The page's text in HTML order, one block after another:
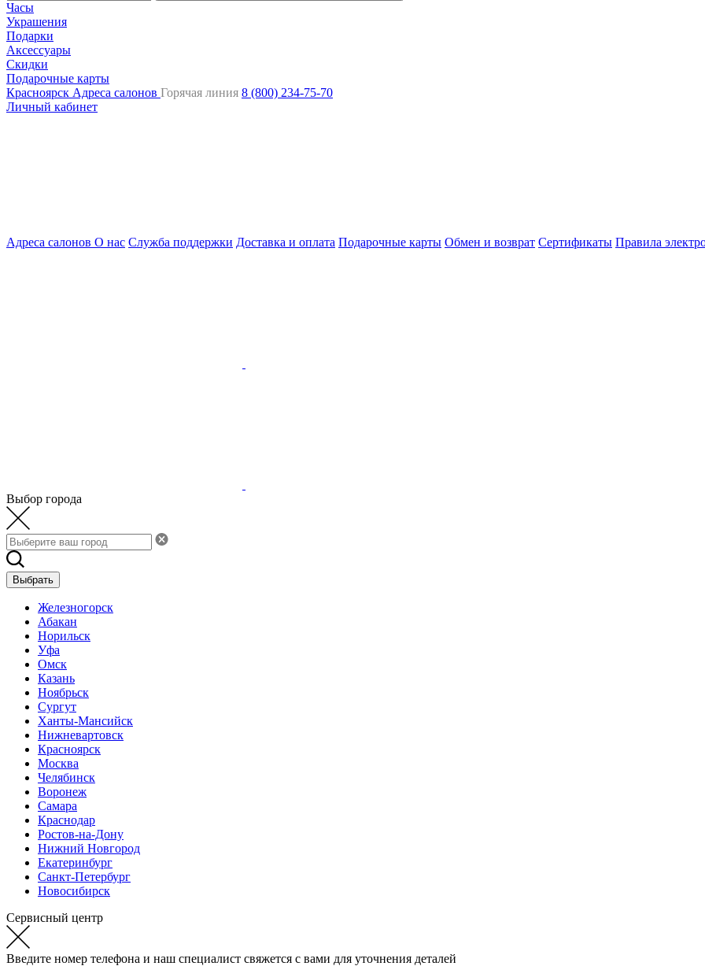
Часы
Украшения
Подарки
Аксессуары
Скидки
Подарочные карты
Красноярск Адреса салонов Горячая линия 8 (800) 234-75-70
Личный кабинет
Адреса салонов О нас Служба поддержки Доставка и оплата Подарочные карты Обмен и возврат Сертификаты Правила
Выбор города
Выбрать
Железногорск
Абакан
Норильск
Уфа
Омск
Казань
Ноябрьск
Сургут
Ханты-Мансийск
Нижневартовск
Красноярск
Москва
Челябинск
Воронеж
Самара
Краснодар
Ростов-на-Дону
Нижний Новгород
Екатеринбург
Санкт-Петербург
Новосибирск
Сервисный центр
Введите номер телефона и наш специалист свяжется с вами для уточнения деталей